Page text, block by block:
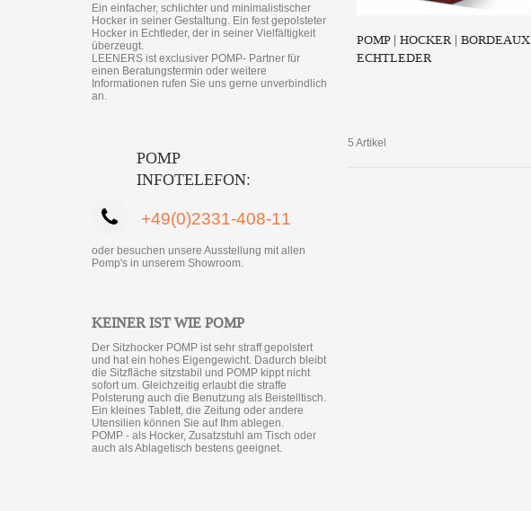
Ein einfacher, schlichter und minimalistischer
Hocker in seiner Gestaltung. Ein fest gepolsteter
Hocker in Echtleder, der in seiner Vielfältigkeit
überzeugt.
LEENERS ist exclusiver POMP- Partner für
einen Beratungstermin oder weitere
Informationen rufen Sie uns gerne unverbindlich
an.
POMP
INFOTELEFON:
+49(0)2331-408-11
oder besuchen unsere Ausstellung mit allen
Pomp's in unserem Showroom.
KEINER IST WIE POMP
Der Sitzhocker POMP ist sehr straff gepolstert
und hat ein hohes Eigengewicht. Dadurch bleibt
die Sitzfläche sitzstabil und POMP kippt nicht
sofort um. Gleichzeitig erlaubt die straffe
Polsterung auch die Benutzung als Beistelltisch.
Ein kleines Tablett, die Zeitung oder andere
Utensilien können Sie auf Ihm ablegen.
POMP - als Hocker, Zusatzstuhl am Tisch oder
auch als Ablagetisch bestens geeignet.
POMP | HOCKER | BORDEAUX
ECHTLEDER
5 Artikel